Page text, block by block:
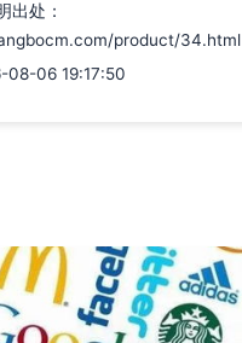
出处：
product/34.html
08-06 19:17:50